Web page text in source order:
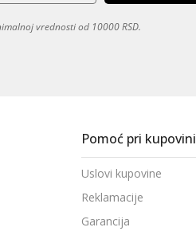
vrednosti od 10000 RSD.
Pomoć pri kupovini
Uslovi kupovine
Reklamacije
Garancija